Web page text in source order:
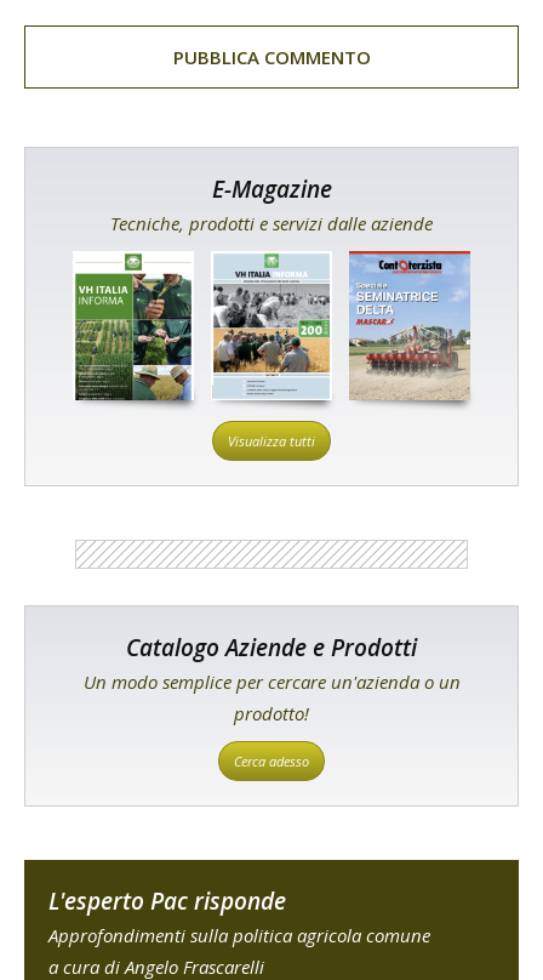
E-Magazine
Tecniche, prodotti e servizi dalle aziende
Visualizza tutti
Catalogo Aziende e Prodotti
Un modo semplice per cercare un'azienda o un
prodotto!
Cerca adesso
L'esperto Pac risponde
Approfondimenti sulla politica agricola comune
a cura di Angelo Frascarelli